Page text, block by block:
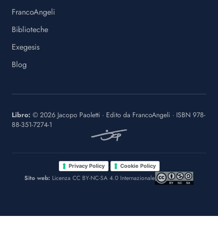
FrancoAngeli
Biblioteche
Exegesis
Blog
Libro: © 2026 Jacopo Paoletti · Edito da FrancoAngeli · ISBN 978-
88-351-7274-1
Privacy Policy · Cookie Policy
Sito web: Licenza CC BY-NC-SA 4.0 Internazionale